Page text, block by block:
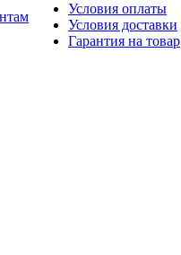
Условия оплаты
Условия доставки
Гарантия на товар